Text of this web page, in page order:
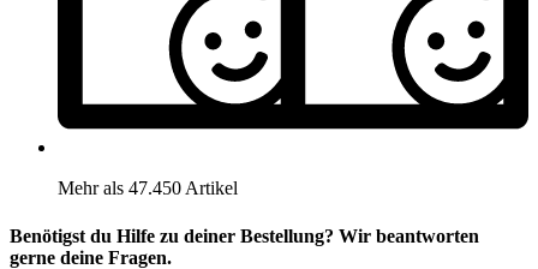
Mehr als 47.450 Artikel
Benötigst du Hilfe zu deiner Bestellung? Wir beantworten
gerne deine Fragen.